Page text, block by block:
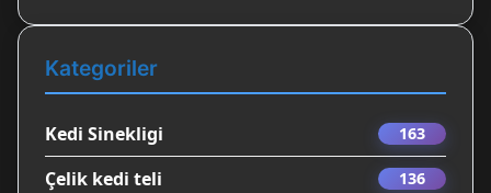
Kategoriler
Kedi Sinekligi 163
Çelik kedi teli 136